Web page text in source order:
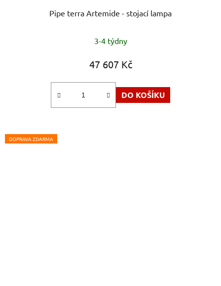
Pipe terra Artemide - stojací lampa
3-4 týdny
47 607 Kč
DO KOŠÍKU
DOPRAVA ZDARMA